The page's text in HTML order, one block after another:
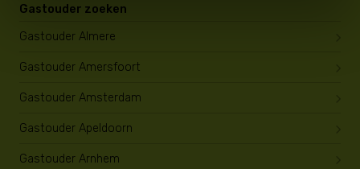
Gastouder zoeken
Gastouder Almere
Gastouder Amersfoort
Gastouder Amsterdam
Gastouder Apeldoorn
Gastouder Arnhem